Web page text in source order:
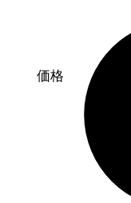
価格